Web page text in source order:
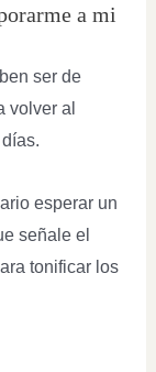
a mi
ser de
volver al
esperar un
señale el
tonificar los